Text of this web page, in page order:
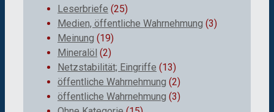
Leserbriefe (25)
Medien, öffentliche Wahrnehmung (3)
Meinung (19)
Mineralöl (2)
Netzstabilität; Eingriffe (13)
öffentliche Wahrnehmung (2)
öffentliche Wahrnehmung (3)